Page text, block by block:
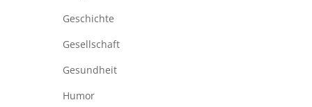
Geschichte
Gesellschaft
Gesundheit
Humor